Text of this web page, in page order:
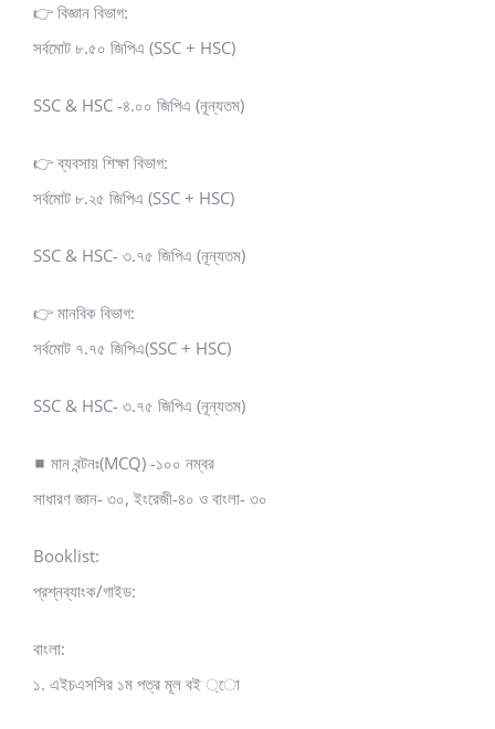
👉 বিজ্ঞান বিভাগ:
সর্বমোট ৮.৫০ জিপিএ (SSC + HSC)
SSC & HSC -৪.০০ জিপিএ (নূন্যতম)
👉 ব্যবসায় শিক্ষা বিভাগ:
সর্বমোট ৮.২৫ জিপিএ (SSC + HSC)
SSC & HSC- ৩.৭৫ জিপিএ (নূন্যতম)
👉 মানবিক বিভাগ:
সর্বমোট ৭.৭৫ জিপিএ(SSC + HSC)
SSC & HSC- ৩.৭৫ জিপিএ (নূন্যতম)
◼ মান বন্টনঃ(MCQ) -১০০ নম্বর
সাধারণ জ্ঞান- ৩০, ইংরেজী-৪০ ও বাংলা- ৩০
Booklist:
প্রশ্নব্যাংক/গাইড:
বাংলা:
১. এইচএসসির ১ম পত্র মূল বই ্ো